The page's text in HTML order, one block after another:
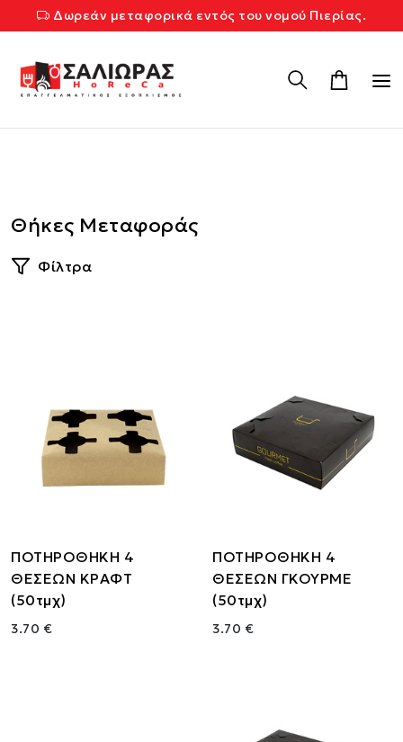
Δωρεάν μεταφορικά εντός του νομού Πιερίας.
Θήκες Μεταφοράς
Φίλτρα
ΠΟΤΗΡΟΘΗΚΗ 4
ΘΕΣΕΩΝ ΚΡΑΦΤ
(50τμχ)
3.70 €
ΠΟΤΗΡΟΘΗΚΗ 4
ΘΕΣΕΩΝ ΓΚΟΥΡΜΕ
(50τμχ)
3.70 €